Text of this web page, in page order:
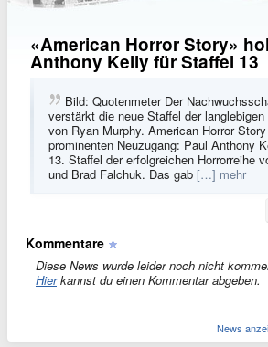
«American Horror Story»
Anthony Kelly für Staffel 13
Bild: Quotenmeter Der
verstärkt die neue Staffel der langlebigen
von Ryan Murphy. American Horror
prominenten Neuzugang: Paul Anthony
13. Staffel der erfolgreichen Horrorreihe
und Brad Falchuk. Das gab […] mehr
Kommentare
Diese News wurde leider noch nicht
Hierkannst du einen Kommentar abgeben.
News